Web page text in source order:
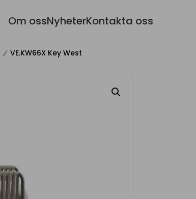
Om ossNyheterKontakta oss
VE.KW66X Key West